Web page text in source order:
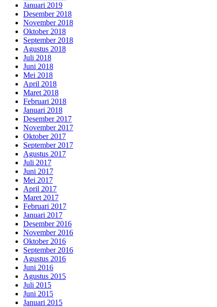
Januari 2019
Desember 2018
November 2018
Oktober 2018
September 2018
Agustus 2018
Juli 2018
Juni 2018
Mei 2018
April 2018
Maret 2018
Februari 2018
Januari 2018
Desember 2017
November 2017
Oktober 2017
September 2017
Agustus 2017
Juli 2017
Juni 2017
Mei 2017
April 2017
Maret 2017
Februari 2017
Januari 2017
Desember 2016
November 2016
Oktober 2016
September 2016
Agustus 2016
Juni 2016
Agustus 2015
Juli 2015
Juni 2015
Januari 2015